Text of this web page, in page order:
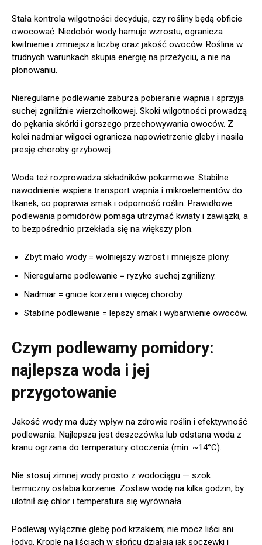
Stała kontrola wilgotności decyduje, czy rośliny będą obficie
owocować. Niedobór wody hamuje wzrostu, ogranicza
kwitnienie i zmniejsza liczbę oraz jakość owoców. Roślina w
trudnych warunkach skupia energię na przeżyciu, a nie na
plonowaniu.
Nieregularne podlewanie zaburza pobieranie wapnia i sprzyja
suchej zgniliźnie wierzchołkowej. Skoki wilgotności prowadzą
do pękania skórki i gorszego przechowywania owoców. Z
kolei nadmiar wilgoci ogranicza napowietrzenie gleby i nasila
presję choroby grzybowej.
Woda też rozprowadza składników pokarmowe. Stabilne
nawodnienie wspiera transport wapnia i mikroelementów do
tkanek, co poprawia smak i odporność roślin. Prawidłowe
podlewania pomidorów pomaga utrzymać kwiaty i zawiązki, a
to bezpośrednio przekłada się na większy plon.
Zbyt mało wody = wolniejszy wzrost i mniejsze plony.
Nieregularne podlewanie = ryzyko suchej zgnilizny.
Nadmiar = gnicie korzeni i więcej choroby.
Stabilne podlewanie = lepszy smak i wybarwienie owoców.
Czym podlewamy pomidory:
najlepsza woda i jej
przygotowanie
Jakość wody ma duży wpływ na zdrowie roślin i efektywność
podlewania. Najlepsza jest deszczówka lub odstana woda z
kranu ogrzana do temperatury otoczenia (min. ~14°C).
Nie stosuj zimnej wody prosto z wodociągu — szok
termiczny osłabia korzenie. Zostaw wodę na kilka godzin, by
ulotnił się chlor i temperatura się wyrównała.
Podlewaj wyłącznie glebę pod krzakiem; nie mocz liści ani
łodyg. Krople na liściach w słońcu działają jak soczewki i